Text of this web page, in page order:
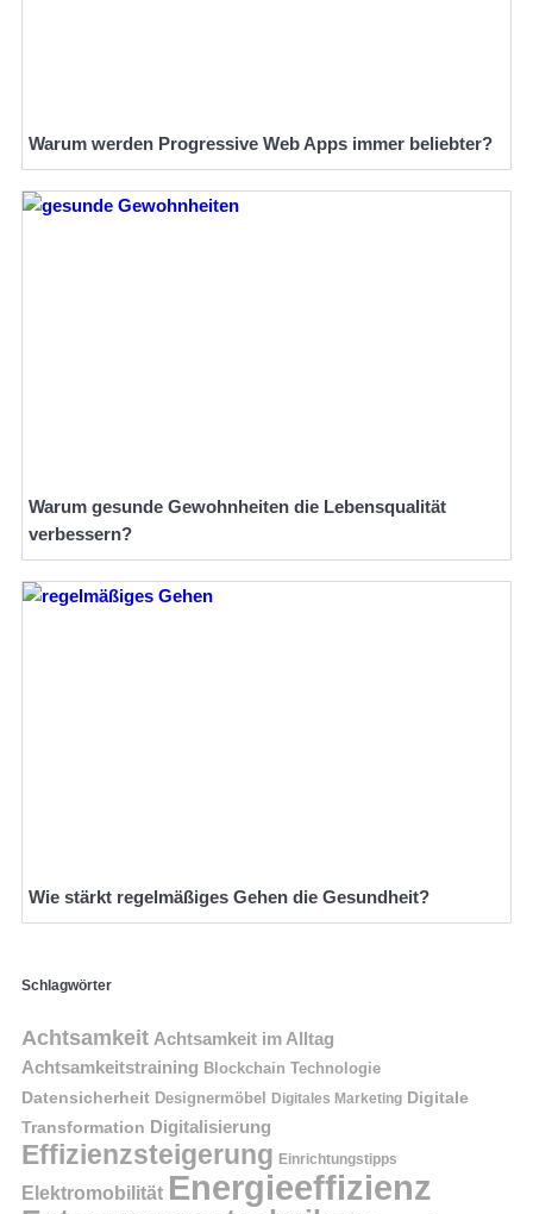
Warum werden Progressive Web Apps immer beliebter?
Warum gesunde Gewohnheiten die Lebensqualität
verbessern?
Wie stärkt regelmäßiges Gehen die Gesundheit?
Schlagwörter
Achtsamkeit Achtsamkeit im Alltag
Achtsamkeitstraining Blockchain Technologie
Datensicherheit Designermöbel Digitales Marketing Digitale
Transformation Digitalisierung
Effizienzsteigerung Einrichtungstipps
Elektromobilität Energieeffizienz